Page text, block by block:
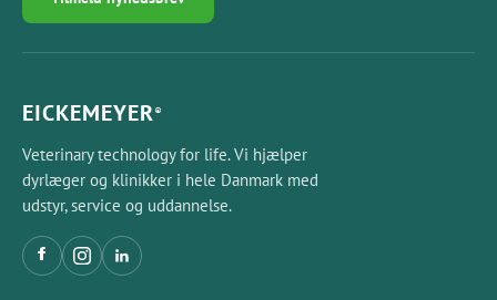
EICKEMEYER®
Veterinary technology for life. Vi hjælper
dyrlæger og klinikker i hele Danmark med
udstyr, service og uddannelse.